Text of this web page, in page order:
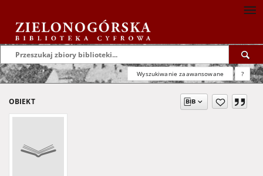
Wyszukiwanie zaawansowane ?
OBIEKT